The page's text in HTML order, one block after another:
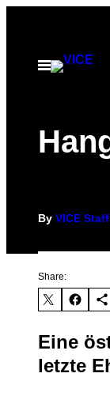
contentOpen
By VICE Staff
Share:
Eine
letzte